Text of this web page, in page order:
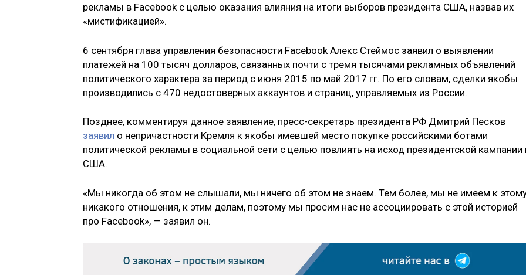
рекламы в Facebook с целью оказания влияния на итоги выборов президента США, назвав их
«мистификацией».
6 сентября глава управления безопасности Facebook Алекс Стеймос заявил о выявлении
платежей на 100 тысяч долларов, связанных почти с тремя тысячами рекламных объявлений
политического характера за период с июня 2015 по май 2017 гг. По его словам, сделки якобы
производились с 470 недостоверных аккаунтов и страниц, управляемых из России.
Позднее, комментируя данное заявление, пресс-секретарь президента РФ Дмитрий Песков
заявил о непричастности Кремля к якобы имевшей место покупке российскими ботами
политической рекламы в социальной сети с целью повлиять на исход президентской кампании
США.
«Мы никогда об этом не слышали, мы ничего об этом не знаем. Тем более, мы не имеем к
никакого отношения, к этим делам, поэтому мы просим нас не ассоциировать с этой историей
про Facebook», — заявил он.